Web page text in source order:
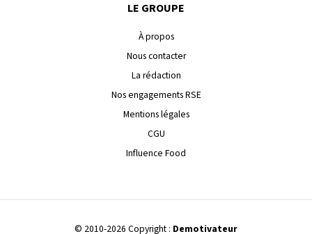
LE GROUPE
À propos
Nous contacter
La rédaction
Nos engagements RSE
Mentions légales
CGU
Influence Food
© 2010-2026 Copyright : Demotivateur